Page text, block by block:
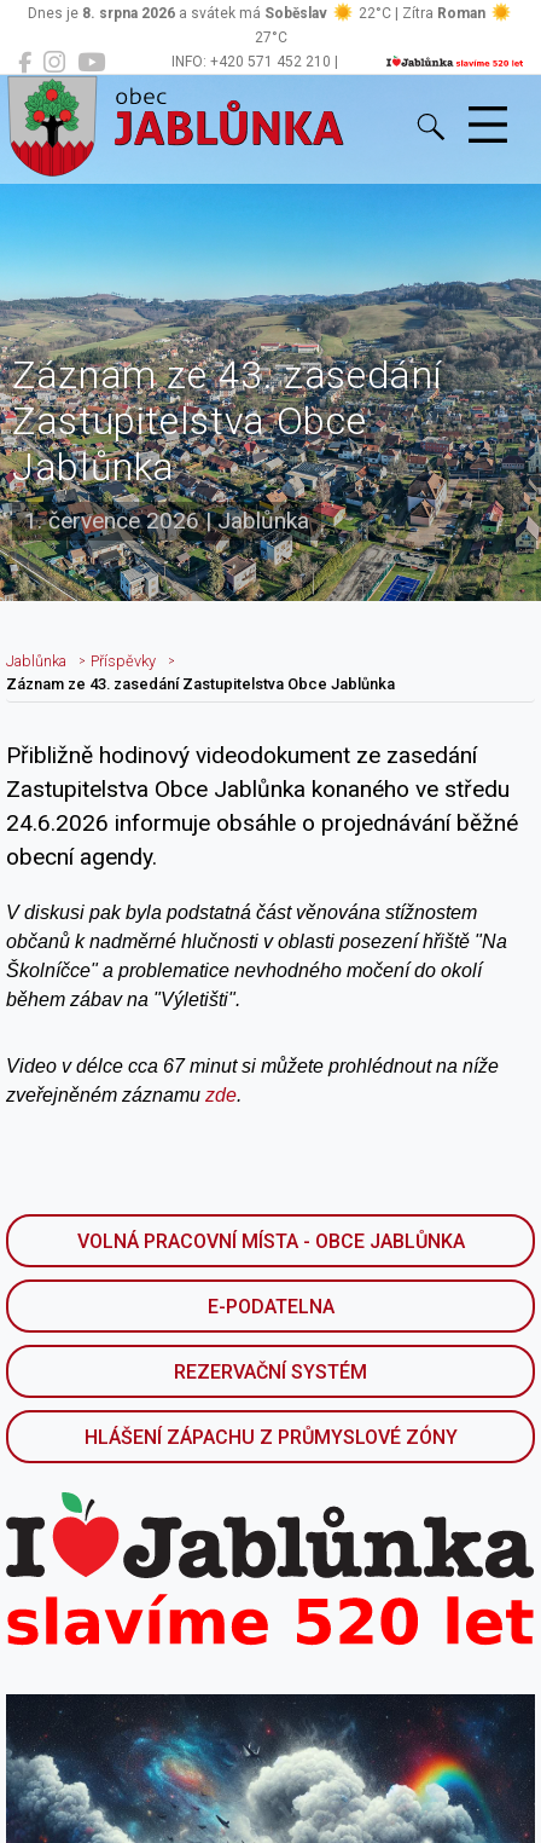
INFO: +420 571 452 210 |
Dnes je 8. srpna 2026 a svátek má Soběslav 22°C | Zítra Roman
27°C
Jablůnka
Záznam ze 43. zasedání
Zastupitelstva Obce
Jablůnka
1. července 2026|Jablůnka
VOLNÁ PRACOVNÍ MÍSTA - OBCE JABLŮNKA
E-PODATELNA
REZERVAČNÍ SYSTÉM
HLÁŠENÍ ZÁPACHU Z PRŮMYSLOVÉ ZÓNY
Jablůnka
Příspěvky
Záznam ze 43. zasedání Zastupitelstva Obce Jablůnka
Nadpis článku
Přibližně hodinový videodokument ze zasedání
Zastupitelstva Obce Jablůnka konaného ve středu
24.6.2026 informuje obsáhle o projednávání běžné
obecní agendy.
V diskusi pak byla podstatná část věnována stížnostem
občanů k nadměrné hlučnosti v oblasti posezení hřiště "Na
Školníčce" a problematice nevhodného močení do okolí
během zábav na "Výletišti".
Video v délce cca 67 minut si můžete prohlédnout na níže
zveřejněném záznamu zde.